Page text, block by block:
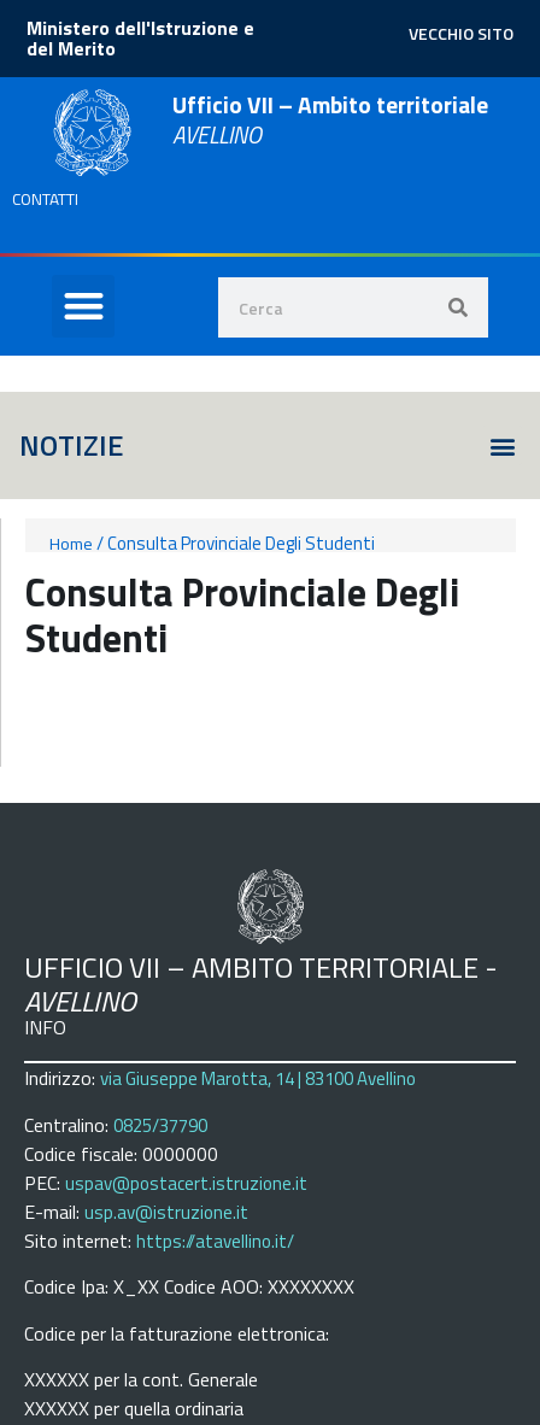
VECCHIO SITO
Ministero dell'Istruzione e
del Merito
Ufficio VII – Ambito territoriale
AVELLINO
CONTATTI
NOTIZIE
Home/Consulta Provinciale Degli Studenti
Consulta Provinciale Degli
Studenti
UFFICIO VII – AMBITO TERRITORIALE -
AVELLINO
INFO
Indirizzo: via Giuseppe Marotta, 14 | 83100 Avellino
Centralino: 0825/37790
Codice fiscale: 0000000
PEC: uspav@postacert.istruzione.it
E-mail: usp.av@istruzione.it
Sito internet: https://atavellino.it/
Codice Ipa: X_XX Codice AOO: XXXXXXXX
Codice per la fatturazione elettronica:
XXXXXX per la cont. Generale
XXXXXX per quella ordinaria